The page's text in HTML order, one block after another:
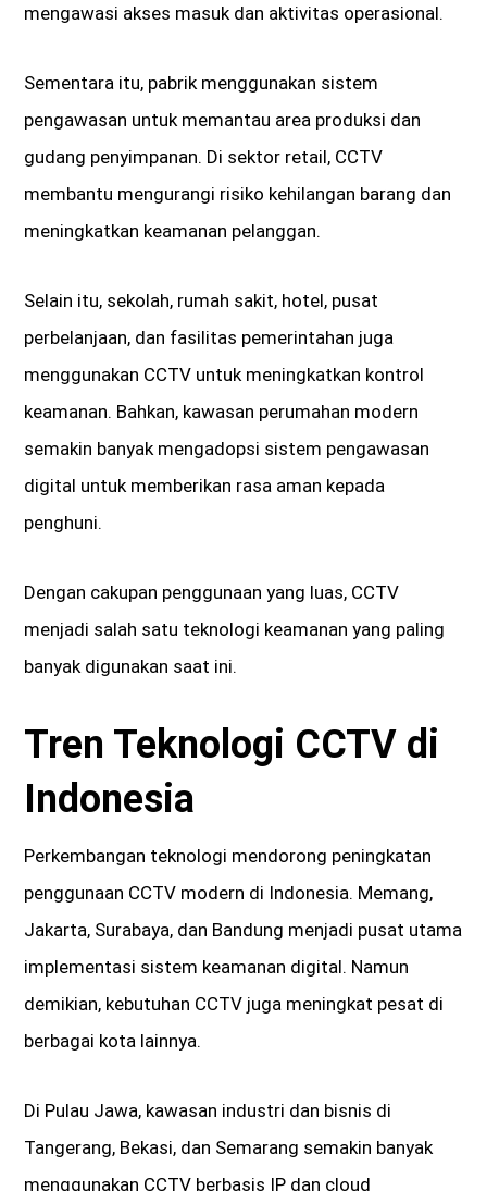
mengawasi akses masuk dan aktivitas operasional.
Sementara itu, pabrik menggunakan sistem
pengawasan untuk memantau area produksi dan
gudang penyimpanan. Di sektor retail, CCTV
membantu mengurangi risiko kehilangan barang dan
meningkatkan keamanan pelanggan.
Selain itu, sekolah, rumah sakit, hotel, pusat
perbelanjaan, dan fasilitas pemerintahan juga
menggunakan CCTV untuk meningkatkan kontrol
keamanan. Bahkan, kawasan perumahan modern
semakin banyak mengadopsi sistem pengawasan
digital untuk memberikan rasa aman kepada
penghuni.
Dengan cakupan penggunaan yang luas, CCTV
menjadi salah satu teknologi keamanan yang paling
banyak digunakan saat ini.
Tren Teknologi CCTV di
Indonesia
Perkembangan teknologi mendorong peningkatan
penggunaan CCTV modern di Indonesia. Memang,
Jakarta, Surabaya, dan Bandung menjadi pusat utama
implementasi sistem keamanan digital. Namun
demikian, kebutuhan CCTV juga meningkat pesat di
berbagai kota lainnya.
Di Pulau Jawa, kawasan industri dan bisnis di
Tangerang, Bekasi, dan Semarang semakin banyak
menggunakan CCTV berbasis IP dan cloud